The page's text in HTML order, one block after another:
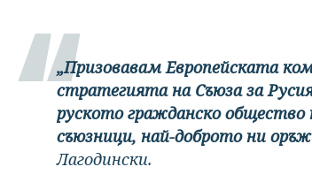
„Призовавам Европейската
стратегията на Съюза за
руското гражданско
съюзници, най-доброто ни
Лагодински.